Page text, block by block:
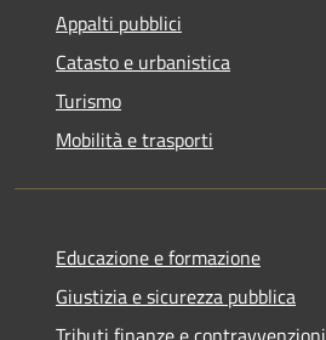
Appalti pubblici
Catasto e urbanistica
Turismo
Mobilità e trasporti
Educazione e formazione
Giustizia e sicurezza pubblica